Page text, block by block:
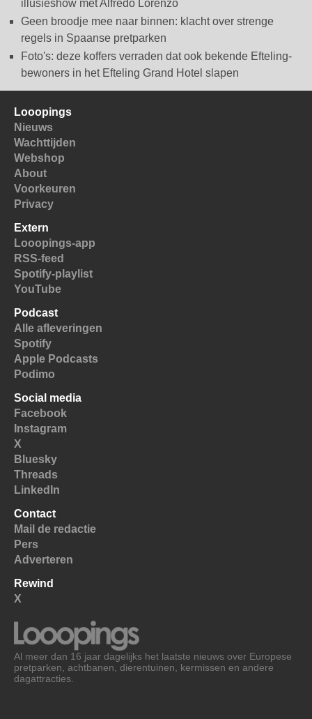
illusieshow met Alfredo Lorenzo
Geen broodje mee naar binnen: klacht over strenge
regels in Spaanse pretparken
Foto's: deze koffers verraden dat ook bekende Efteling-
bewoners in het Efteling Grand Hotel slapen
Looopings
Nieuws
Wachttijden
Webshop
About
Voorkeuren
Privacy
Extern
Looopings-app
RSS-feed
Spotify-playlist
YouTube
Podcast
Alle afleveringen
Spotify
Apple Podcasts
Podimo
Social media
Facebook
Instagram
X
Bluesky
Threads
LinkedIn
Contact
Mail de redactie
Pers
Adverteren
Rewind
X
Al meer dan 16 jaar dagelijks het laatste nieuws over Europese
pretparken, achtbanen, dierentuinen, kermissen en andere
dagattracties.